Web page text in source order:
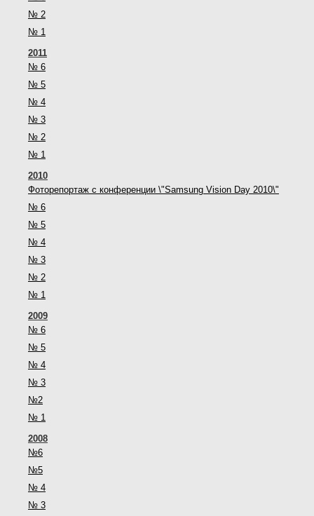
№ 2
№ 1
2011
№ 6
№ 5
№ 4
№ 3
№ 2
№ 1
2010
Фоторепортаж с конференции \"Samsung Vision Day 2010\"
№ 6
№ 5
№ 4
№ 3
№ 2
№ 1
2009
№ 6
№ 5
№ 4
№ 3
№2
№ 1
2008
№6
№5
№ 4
№ 3